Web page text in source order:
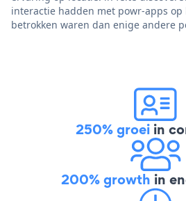
interactie hadden met powr-apps
betrokken waren dan enige andere
250% groei in
200% growth in